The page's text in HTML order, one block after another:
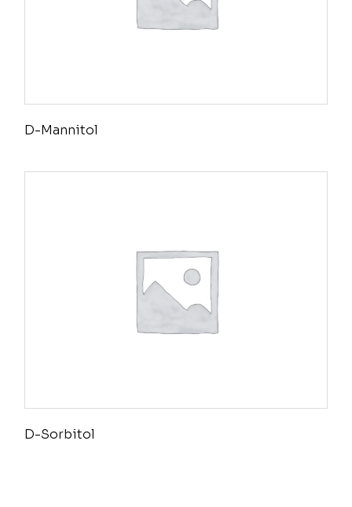
D-Mannitol
D-Sorbitol